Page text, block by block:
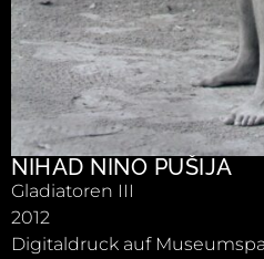
NIHAD NINO PUŠIJA
Gladiatoren III
2012
Digitaldruck auf